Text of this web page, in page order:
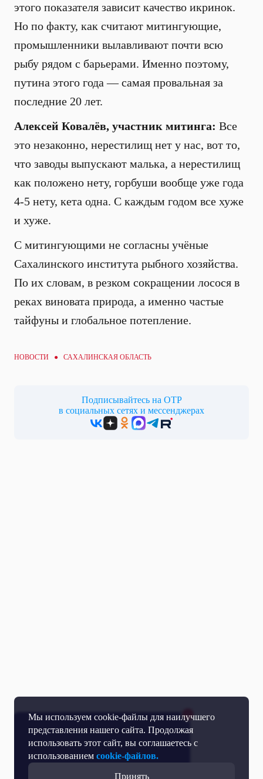
Мы используем cookie-файлы для наилучшего
представления нашего сайта. Продолжая
использовать этот сайт, вы соглашаетесь с
использованием cookie-файлов.
Принять
этого показателя зависит качество икринок.
Но по факту, как считают митингующие,
промышленники вылавливают почти всю
рыбу рядом с барьерами. Именно поэтому,
путина этого года — самая провальная за
последние 20 лет.
Алексей Ковалёв, участник митинга: Все
это незаконно, нерестилищ нет у нас, вот то,
что заводы выпускают малька, а нерестилищ
как положено нету, горбуши вообще уже года
4-5 нету, кета одна. С каждым годом все хуже
и хуже.
С митингующими не согласны учёные
Сахалинского института рыбного хозяйства.
По их словам, в резком сокращении лосося в
реках виновата природа, а именно частые
тайфуны и глобальное потепление.
НОВОСТИ ● САХАЛИНСКАЯ ОБЛАСТЬ
Подписывайтесь на ОТР
в социальных сетях и мессенджерах